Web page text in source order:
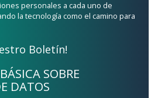
personales a cada uno de
la tecnología como el camino para
Boletín!
SOBRE
DATOS